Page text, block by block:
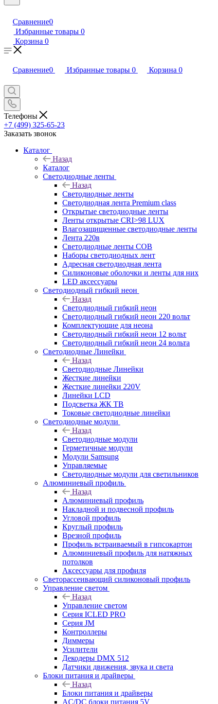
Сравнение0
Избранные товары 0
Корзина 0
Сравнение0 Избранные товары 0 Корзина 0
Телефоны
+7 (499) 325-65-23
Заказать звонок
Каталог
Назад
Каталог
Светодиодные ленты
Назад
Светодиодные ленты
Светодиодная лента Premium class
Открытые светодиодные ленты
Ленты открытые CRI>98 LUX
Влагозащищенные светодиодные ленты
Лента 220в
Светодиодные ленты COB
Наборы светодиодных лент
Адресная светодиодная лента
Силиконовые оболочки и ленты для них
LED аксессуары
Светодиодный гибкий неон
Назад
Светодиодный гибкий неон
Светодиодный гибкий неон 220 вольт
Комплектующие для неона
Светодиодный гибкий неон 12 вольт
Светодиодный гибкий неон 24 вольта
Светодиодные Линейки
Назад
Светодиодные Линейки
Жесткие линейки
Жесткие линейки 220V
Линейки LCD
Подсветка ЖК ТВ
Токовые светодиодные линейки
Светодиодные модули
Назад
Светодиодные модули
Герметичные модули
Модули Samsung
Управляемые
Светодиодные модули для светильников
Алюминиевый профиль
Назад
Алюминиевый профиль
Накладной и подвесной профиль
Угловой профиль
Круглый профиль
Врезной профиль
Профиль встраиваемый в гипсокартон
Алюминиевый профиль для натяжных
потолков
Аксессуары для профиля
Светорассеивающий силиконовый профиль
Управление светом
Назад
Управление светом
Серия ICLED PRO
Серия JM
Контроллеры
Диммеры
Усилители
Декодеры DMX 512
Датчики движения, звука и света
Блоки питания и драйверы
Назад
Блоки питания и драйверы
AC/DC блоки питания 5V